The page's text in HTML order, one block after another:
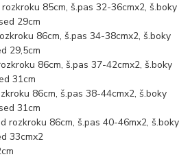
85cm, š.pas 32-36cmx2, š.boky
29cm
86cm, š.pas 34-38cmx2, š.boky
29,5cm
86cm, š.pas 37-42cmx2, š.boky
31cm
86cm, š.pas 38-44cmx2, š.boky
31cm
rozkroku 86cm, š.pas 40-46mx2, š.boky
33cmx2